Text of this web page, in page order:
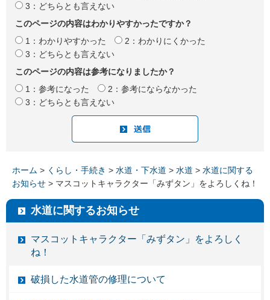
3：どちらとも言えない
このページの内容はわかりやすかったですか？
1：わかりやすかった
2：わかりにくかった
3：どちらとも言えない
このページの内容は参考になりましたか？
1：参考になった
2：参考にならなかった
3：どちらとも言えない
ホーム > くらし・手続き > 水道・下水道 > 水道 > 水道に関する
お知らせ > マスコットキャラクター「みずタン」をよろしくね！
水道に関するお知らせ
マスコットキャラクター「みずタン」をよろしく
ね！
破損した水道管の修理について